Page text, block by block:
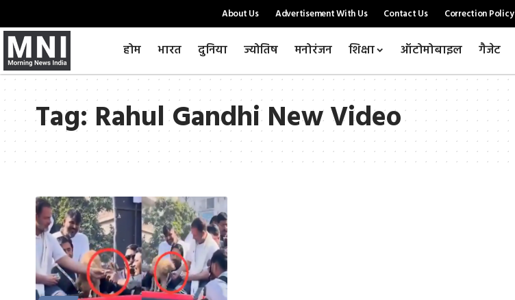
About Us Advertisement With Us Contact Us Correction Policy
होम भारत दुनिया ज्योतिष मनोरंजन शिक्षा ऑटोमोबाइल गैजेट
Tag: Rahul Gandhi New Video